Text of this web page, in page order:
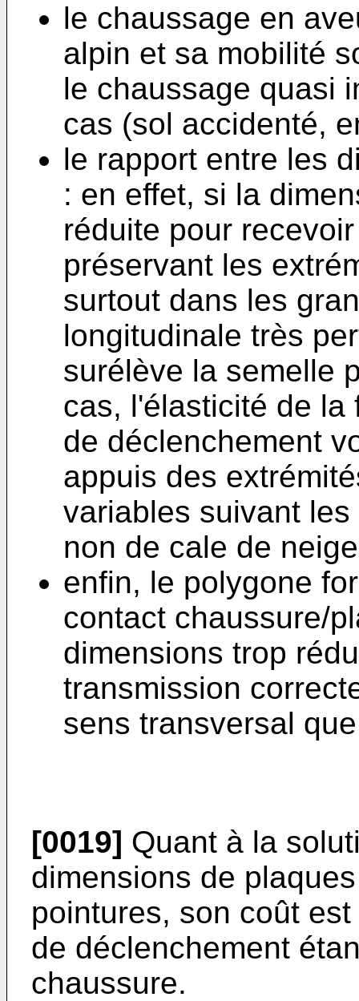
le chaussage en
alpin et sa mobilité
le chaussage quasi
cas (sol accidenté,
le rapport entre les
: en effet, si la
réduite pour
préservant les
surtout dans les
longitudinale très
surélève la semelle
cas, l'élasticité de la
de déclenchement
appuis des
variables suivant
non de cale de
enfin, le polygone
contact chaussure/
dimensions trop
transmission
sens transversal
[0019] Quant à la
dimensions de
pointures, son coût
de déclenchement
chaussure.